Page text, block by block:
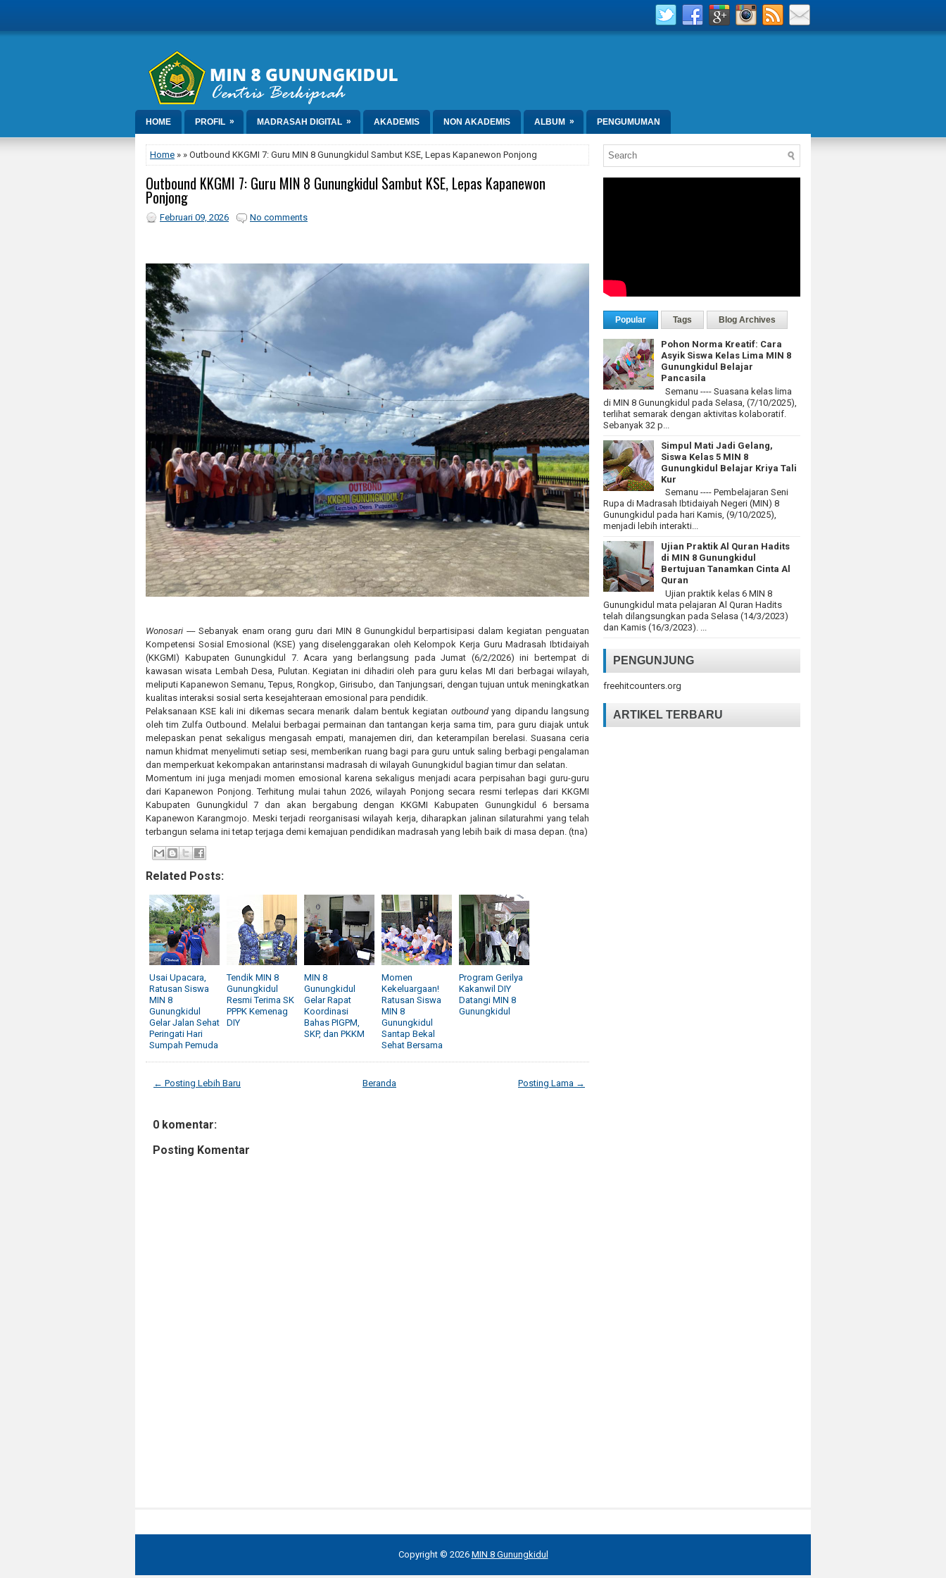
HOME PROFIL » MADRASAH DIGITAL » AKADEMIS NON AKADEMIS ALBUM » PENGUMUMAN
Home » » Outbound KKGMI 7: Guru MIN 8 Gunungkidul Sambut KSE, Lepas Kapanewon Ponjong
Outbound KKGMI 7: Guru MIN 8 Gunungkidul Sambut KSE, Lepas Kapanewon
Ponjong
Februari 09, 2026 No comments
Wonosari ----Sebanyak enam orang guru dari MIN 8 Gunungkidul berpartisipasi dalam kegiatan penguatan
Kompetensi Sosial Emosional (KSE) yang diselenggarakan oleh Kelompok Kerja Guru Madrasah Ibtidaiyah
(KKGMI) Kabupaten Gunungkidul 7. Acara yang berlangsung pada Jumat (6/2/2026) ini bertempat di
kawasan wisata Lembah Desa, Pulutan. Kegiatan ini dihadiri oleh para guru kelas MI dari berbagai wilayah,
meliputi Kapanewon Semanu, Tepus, Rongkop, Girisubo, dan Tanjungsari, dengan tujuan untuk meningkatkan
kualitas interaksi sosial serta kesejahteraan emosional para pendidik.
Pelaksanaan KSE kali ini dikemas secara menarik dalam bentuk kegiatan outboundyang dipandu langsung
oleh tim Zulfa Outbound. Melalui berbagai permainan dan tantangan kerja sama tim, para guru diajak untuk
melepaskan penat sekaligus mengasah empati, manajemen diri, dan keterampilan berelasi. Suasana ceria
namun khidmat menyelimuti setiap sesi, memberikan ruang bagi para guru untuk saling berbagi pengalaman
dan memperkuat kekompakan antarinstansi madrasah di wilayah Gunungkidul bagian timur dan selatan.
Momentum ini juga menjadi momen emosional karena sekaligus menjadi acara perpisahan bagi guru-guru
dari Kapanewon Ponjong. Terhitung mulai tahun 2026, wilayah Ponjong secara resmi terlepas dari KKGMI
Kabupaten Gunungkidul 7 dan akan bergabung dengan KKGMI Kabupaten Gunungkidul 6 bersama
Kapanewon Karangmojo. Meski terjadi reorganisasi wilayah kerja, diharapkan jalinan silaturahmi yang telah
terbangun selama ini tetap terjaga demi kemajuan pendidikan madrasah yang lebih baik di masa depan. (tna)
Related Posts:
Usai Upacara,
Ratusan Siswa
MIN 8
Gunungkidul
Gelar Jalan Sehat
Peringati Hari
Sumpah Pemuda
Tendik MIN 8
Gunungkidul
Resmi Terima SK
PPPK Kemenag
DIY
MIN 8
Gunungkidul
Gelar Rapat
Koordinasi
Bahas PIGPM,
SKP, dan PKKM
Momen
Kekeluargaan!
Ratusan Siswa
MIN 8
Gunungkidul
Santap Bekal
Sehat Bersama
Program Gerilya
Kakanwil DIY
Datangi MIN 8
Gunungkidul
← Posting Lebih Baru Posting Lama →
Beranda
0 komentar:
Posting Komentar
Popular Tags Blog Archives
Pohon Norma Kreatif: Cara
Asyik Siswa Kelas Lima MIN 8
Gunungkidul Belajar
Pancasila
Semanu ---- Suasana kelas lima
di MIN 8 Gunungkidul pada Selasa, (7/10/2025),
terlihat semarak dengan aktivitas kolaboratif.
Sebanyak 32 p...
Simpul Mati Jadi Gelang,
Siswa Kelas 5 MIN 8
Gunungkidul Belajar Kriya Tali
Kur
Semanu ---- Pembelajaran Seni
Rupa di Madrasah Ibtidaiyah Negeri (MIN) 8
Gunungkidul pada hari Kamis, (9/10/2025),
menjadi lebih interakti...
Ujian Praktik Al Quran Hadits
di MIN 8 Gunungkidul
Bertujuan Tanamkan Cinta Al
Quran
Ujian praktik kelas 6 MIN 8
Gunungkidul mata pelajaran Al Quran Hadits
telah dilangsungkan pada Selasa (14/3/2023)
dan Kamis (16/3/2023). ...
PENGUNJUNG
freehitcounters.org
ARTIKEL TERBARU
Copyright © 2026 MIN 8 Gunungkidul